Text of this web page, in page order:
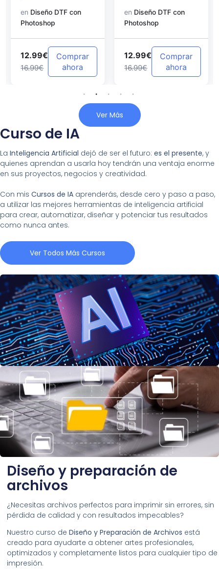
colores con
Photoshop
en Diseño DTF con
Photoshop
12.99€
16.99€
Comprar
ahora
Photoshop
en Diseño DTF con
Photoshop
12.99€
16.99€
Comprar
ahora
Ver Más
Curso de IA
La Inteligencia Artificial dejó de ser el futuro: es el presente, y
quienes aprendan a usarla hoy tendrán una ventaja enorme
en sus proyectos, negocios y creatividad.
Con mis Cursos de IA aprenderás, desde cero y paso a paso,
a utilizar las mejores herramientas de inteligencia artificial
para crear, automatizar, diseñar y potenciar tus resultados
como nunca antes.
Ver Todos Más Cursos
Diseño y preparación de
archivos
¿Necesitas archivos perfectos para imprimir sin errores, sin
pérdida de calidad y con resultados impecables?
Nuestro curso de Diseño y Preparación de Archivos está
creado para ayudarte a obtener artes profesionales,
optimizados y completamente listos para cualquier tipo de
impresión.